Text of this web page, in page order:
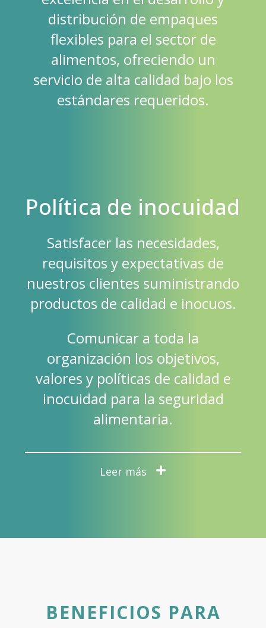
distribución de empaques
flexibles para el sector de
alimentos, ofreciendo un
servicio de alta calidad bajo los
estándares requeridos.
Política de inocuidad
Satisfacer las necesidades,
requisitos y expectativas de
nuestros clientes suministrando
productos de calidad e inocuos.
Comunicar a toda la
organización los objetivos,
valores y políticas de calidad e
inocuidad para la seguridad
alimentaria.
Leer más
BENEFICIOS PARA